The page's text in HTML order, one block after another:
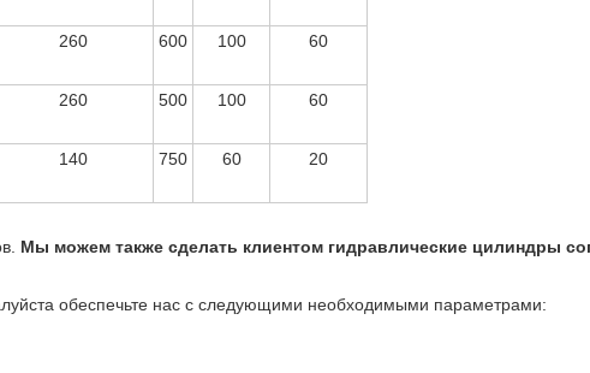
260 600 100 60
260 500 100 60
140 750 60 20
Мы можем также сделать клиентом гидравлические цилиндры
обеспечьте нас с следующими необходимыми параметрами: